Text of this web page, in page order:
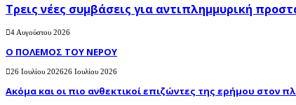
Τρεις νέες συμβάσεις για αντιπλημμυρική
4 Αυγούστου 2026
Ο ΠΟΛΕΜΟΣ ΤΟΥ ΝΕΡΟΥ
26 Ιουλίου 202626 Ιουλίου 2026
Ακόμα και οι πιο ανθεκτικοί επιζώντες της ερήμου στον